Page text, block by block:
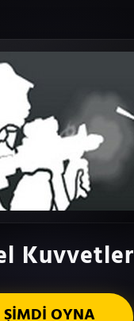
Kuvvetler